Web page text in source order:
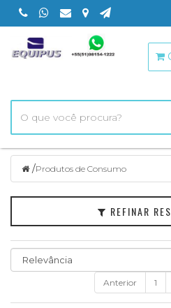
/Produtos de Consumo
REFINAR
Filtrar
Faixa
de
Preço
Anterior 1